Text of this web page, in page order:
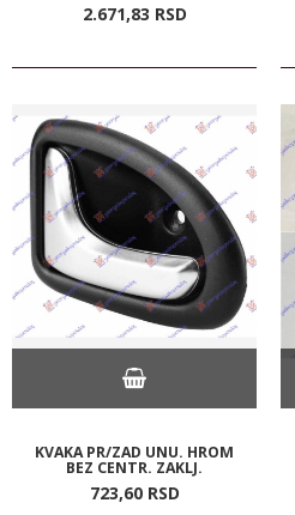
2.671,83 RSD
KVAKA PR/ZAD UNU. HROM
BEZ CENTR. ZAKLJ.
723,60 RSD